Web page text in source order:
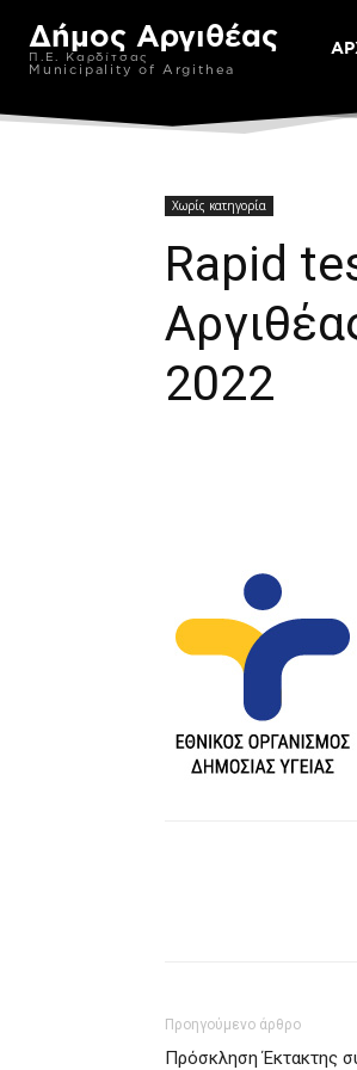
Δήμος Αργιθέας
Π.Ε. Καρδίτσας
Municipality of Argithea
Χωρίς κατηγορία
Rapid
2022
Προηγούμενο άρθρο
Πρόσκληση Έκτακτης